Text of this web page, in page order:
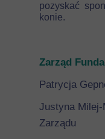
pozyskać
konie.
Zarząd
Patrycja
Justyna Milej-
Zarządu